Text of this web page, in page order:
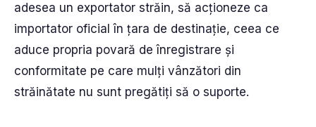
adesea un exportator străin, să acționeze ca
importator oficial în țara de destinație, ceea ce
aduce propria povară de înregistrare și
conformitate pe care mulți vânzători din
străinătate nu sunt pregătiți să o suporte.